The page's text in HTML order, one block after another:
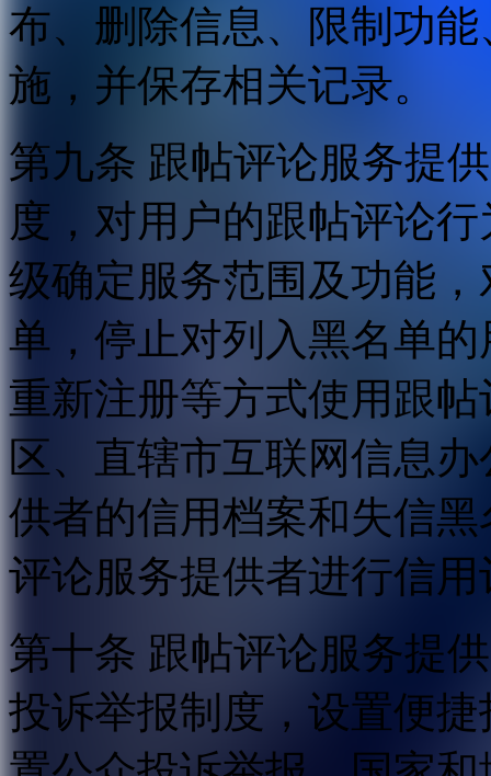
布、删除信息、限制功
施，并保存相关记录。
第九条 跟帖评论服务提
度，对用户的跟帖评论
级确定服务范围及功能
单，停止对列入黑名单
重新注册等方式使用跟
区、直辖市互联网信息
供者的信用档案和失信
评论服务提供者进行信用
第十条 跟帖评论服务提
投诉举报制度，设置便